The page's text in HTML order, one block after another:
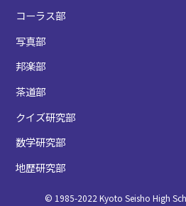
コーラス部
写真部
邦楽部
茶道部
クイズ研究部
数学研究部
地歴研究部
© 1985-2022 Kyoto Seisho High